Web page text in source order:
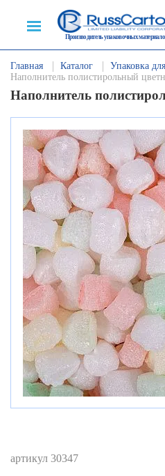
Производитель упаковочных
Главная Каталог
Упаковка
Наполнитель полистирольный
Наполнитель
артикул 30347